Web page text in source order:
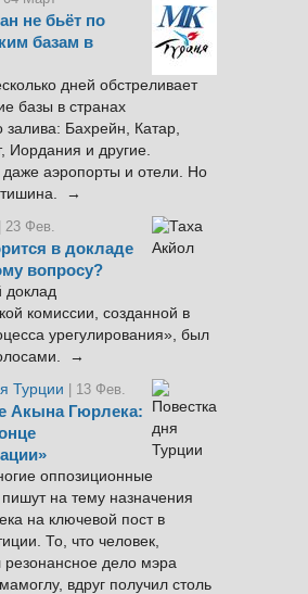
не бьёт по
базам в
дней обстреливает
базы в странах
залива: Бахрейн, Катар,
Иордания и другие.
даже аэропорты и отели. Но
→
| 23 Фев.
в докладе
вопросу?
доклад
комиссии, созданной в
урегулирования», был
→
Турции
| 13 Фев.
Акына Гюрлека:
оппозиционные
на тему назначения
на ключевой пост в
То, что человек,
резонансное дело мэра
вдруг получил столь